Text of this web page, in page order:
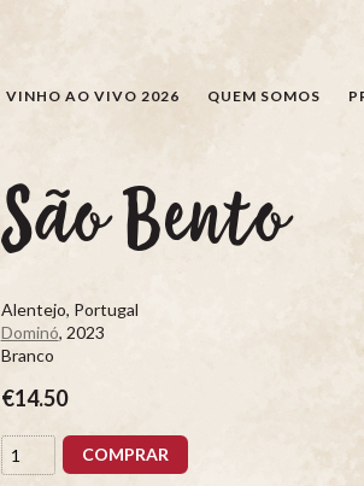
VINHO AO VIVO 2026 QUEM SOMOS
São Bento
Alentejo, Portugal
Dominó, 2023
Branco
€14.50
COMPRAR